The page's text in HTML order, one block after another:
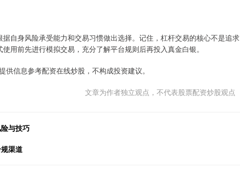
自身风险承受能力和交易习惯做出选择。记住，杠杆交易的核心不是追求
用前先进行模拟交易，充分了解平台规则后再投入真金白银。
信息参考配资在线炒股，不构成投资建议。
文章为作者独立观点，不代表股票配资炒股观点
与技巧
渠道